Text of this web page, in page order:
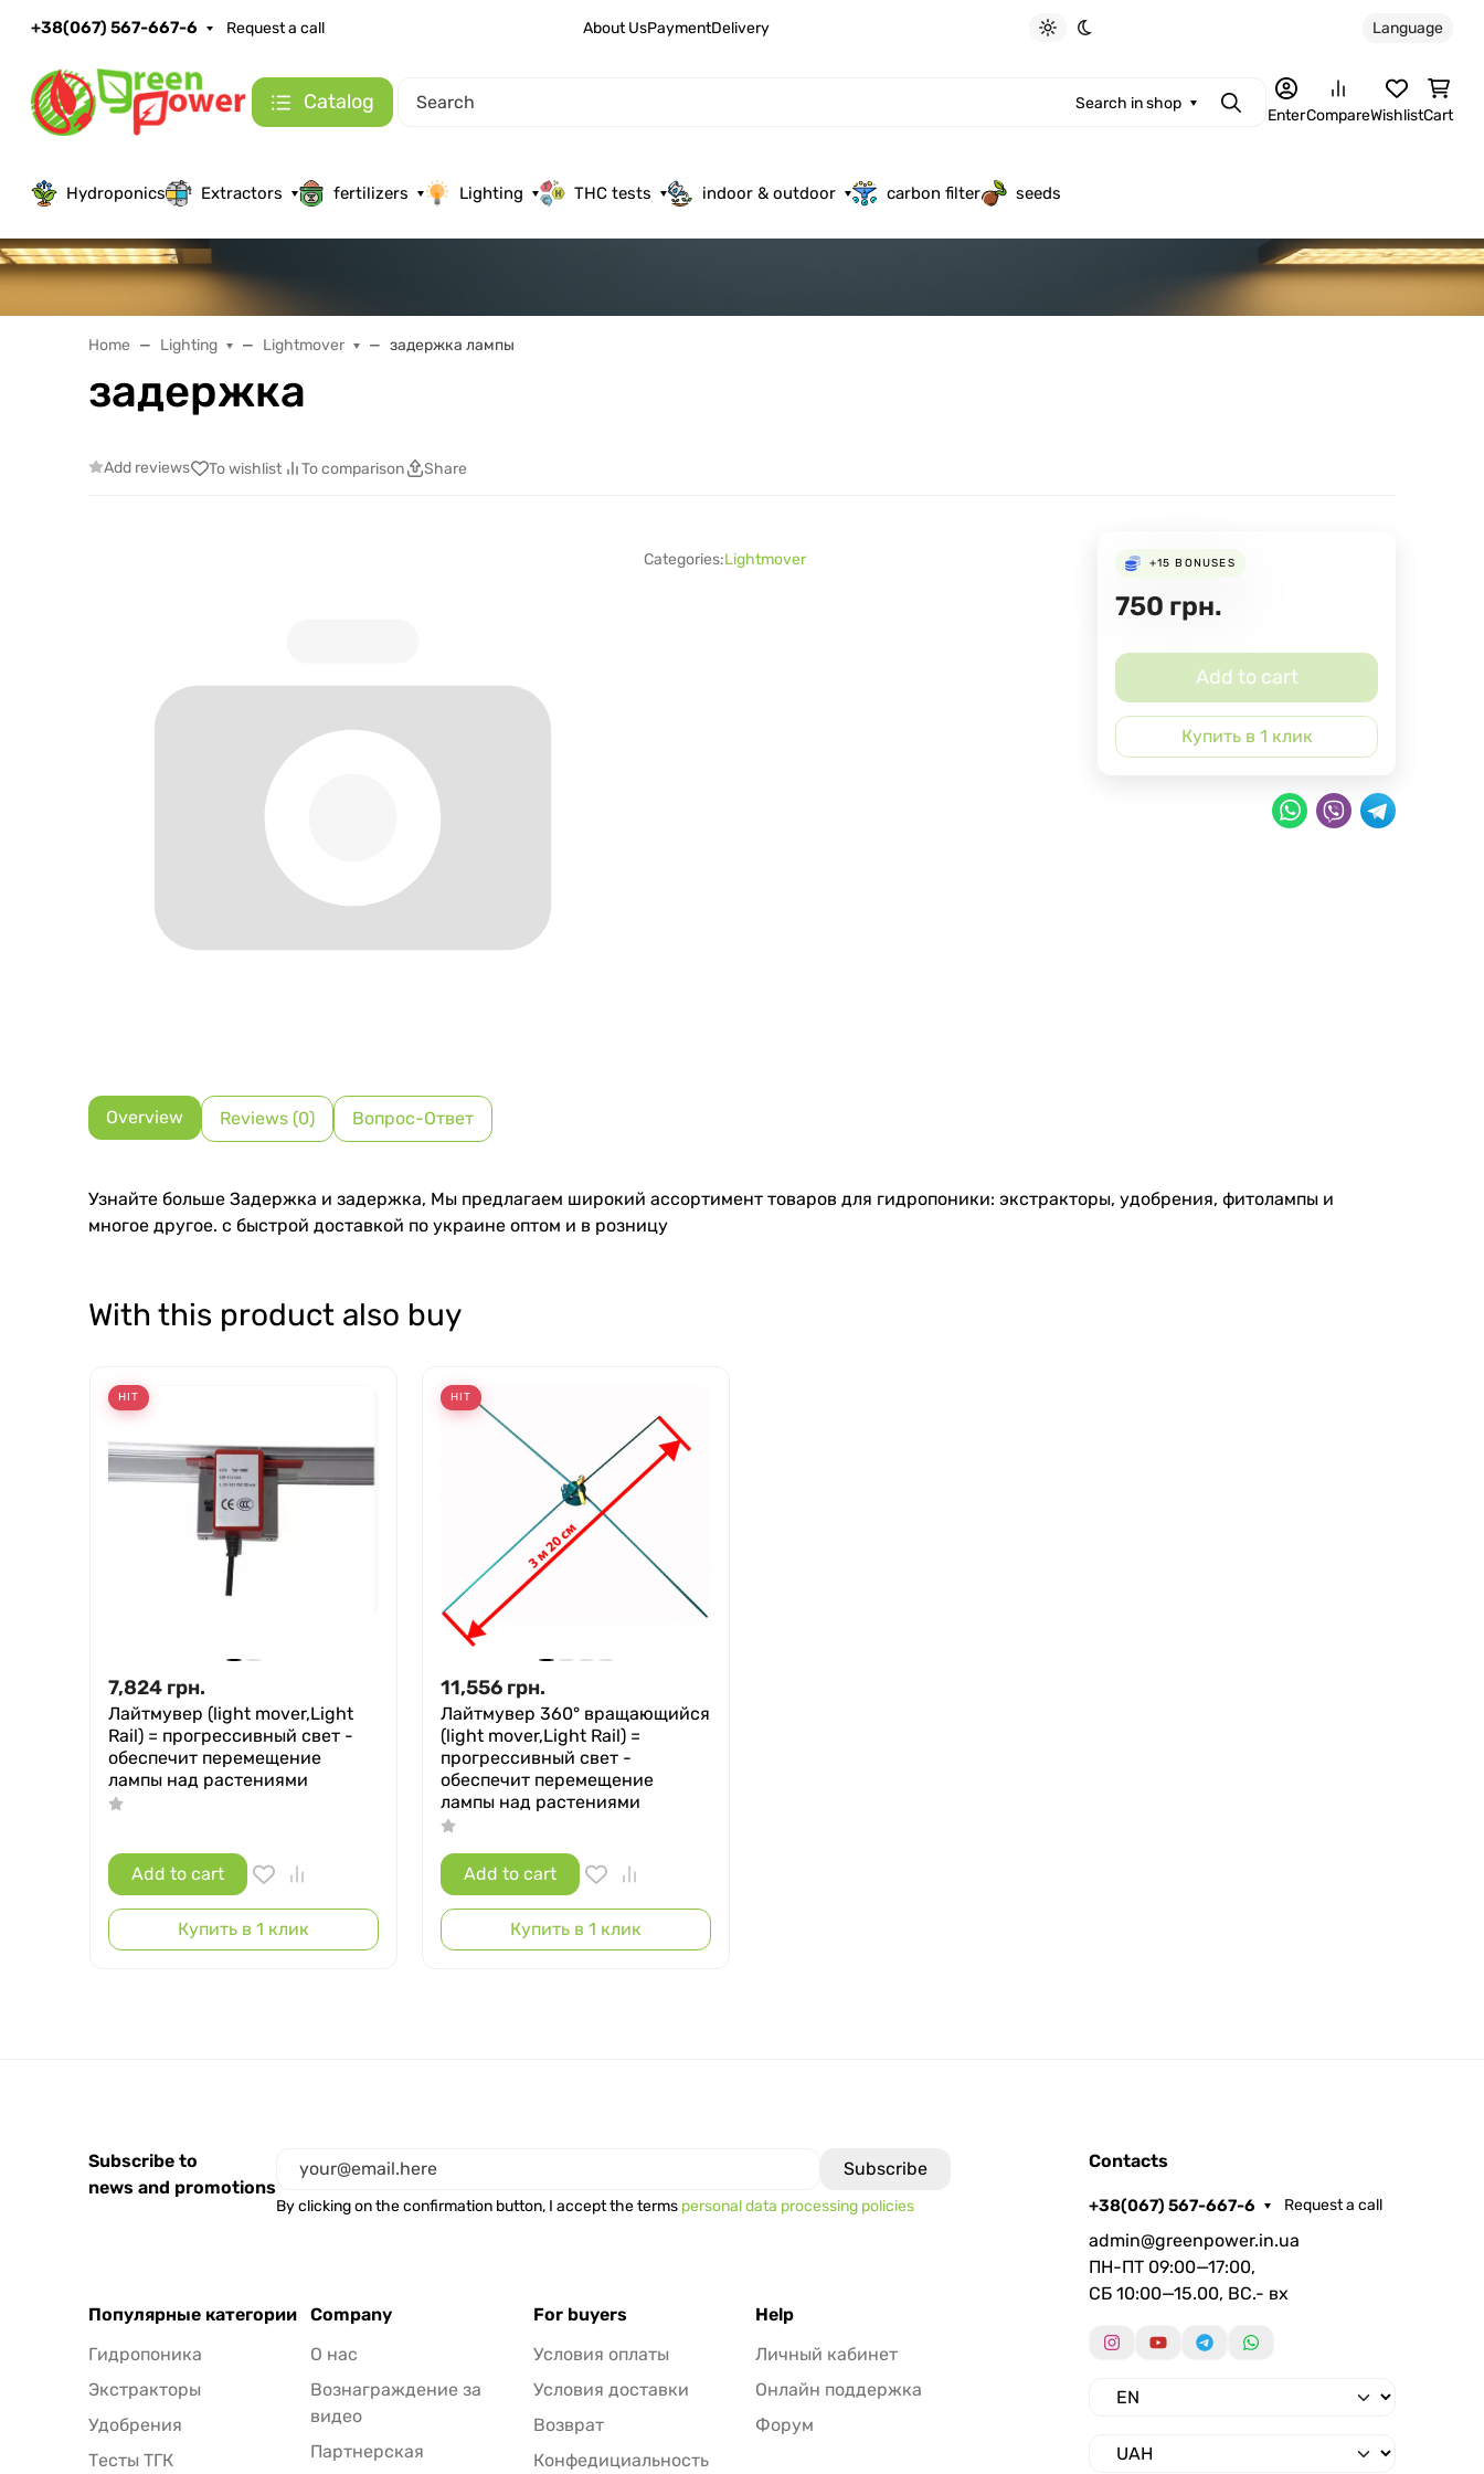
+38(067) 567-667-6 Request a call About UsPaymentDelivery
Light theme
Dark theme
Language
Catalog Search in shop SearchEnterCompareWishlistCart
Hydroponics Extractors fertilizers Lighting THC tests indoor & outdoor carbon filter seeds
Home Lighting Lightmover задержка лампы
задержка
Add reviews To wishlist To comparison Share
Categories:Lightmover +15 BONUSES
750 грн.
Add to cart
Купить в 1 клик
Overview Reviews (0) Вопрос-Ответ
Узнайте больше Задержка и задержка, Мы предлагаем широкий ассортимент товаров для гидропоники: экстракторы, удобрения, фитолампы и
многое другое. с быстрой доставкой по украине оптом и в розницу
With this product also buy
HIT
7,824 грн.
Лайтмувер (light mover,Light
Rail) = прогрессивный свет -
обеспечит перемещение
лампы над растениями
Add to cart
Купить в 1 клик
HIT
11,556 грн.
Лайтмувер 360° вращающийся
(light mover,Light Rail) =
прогрессивный свет -
обеспечит перемещение
лампы над растениями
Add to cart
Купить в 1 клик
Subscribe to
news and promotions
By clicking on the confirmation button, I accept the terms personal data processing policies
Популярные категории
Гидропоника
Экстракторы
Удобрения
Тесты ТГК
Company
О нас
Вознаграждение за
видео
Партнерская
For buyers
Условия оплаты
Условия доставки
Возврат
Конфедициальность
Help
Личный кабинет
Онлайн поддержка
Форум
Contacts
+38(067) 567-667-6 Request a call
admin@greenpower.in.ua
ПН-ПТ 09:00—17:00,
СБ 10:00—15.00, ВС.- вх